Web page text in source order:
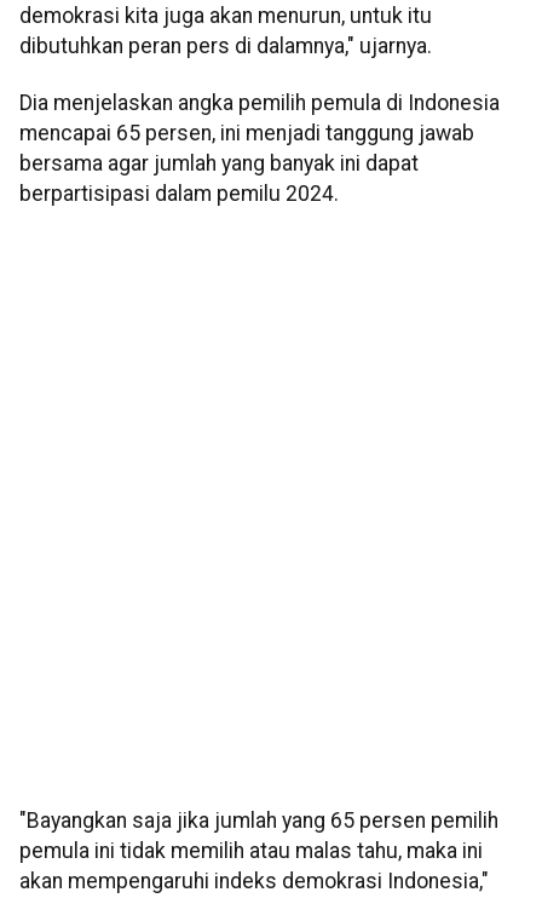
demokrasi kita juga akan menurun, untuk itu
dibutuhkan peran pers di dalamnya," ujarnya.
Dia menjelaskan angka pemilih pemula di Indonesia
mencapai 65 persen, ini menjadi tanggung jawab
bersama agar jumlah yang banyak ini dapat
berpartisipasi dalam pemilu 2024.
"Bayangkan saja jika jumlah yang 65 persen pemilih
pemula ini tidak memilih atau malas tahu, maka ini
akan mempengaruhi indeks demokrasi Indonesia,"